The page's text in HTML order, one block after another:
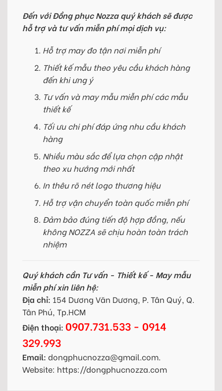
Đến với Đồng phục Nozza quý khách sẽ được
hỗ trợ và tư vấn miễn phí mọi dịch vụ:
Hỗ trợ may đo tận nơi miễn phí
Thiết kế mẫu theo yêu cầu khách hàng
đến khi ưng ý
Tư vấn và may mẫu miễn phí các mẫu
thiết kế
Tối ưu chi phí đáp ứng nhu cầu khách
hàng
Nhiều màu sắc để lựa chọn cập nhật
theo xu hướng mới nhất
In thêu rõ nét logo thương hiệu
Hỗ trợ vận chuyển toàn quốc miễn phí
Đảm bảo đúng tiến độ hợp đồng, nếu
không NOZZA sẽ chịu hoàn toàn trách
nhiệm
Quý khách cần Tư vấn - Thiết kế - May mẫu
miễn phí xin liên hệ:
Địa chỉ: 154 Dương Văn Dương, P. Tân Quý, Q.
Tân Phú, Tp.HCM
Điện thoại: 0907.731.533 - 0914
329.993
Email: dongphucnozza@gmail.com.
Website: https://dongphucnozza.com